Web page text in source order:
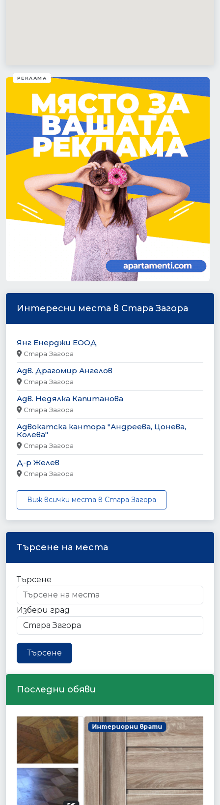
РЕКЛАМА
Интересни места в Стара Загора
Янг Енерджи ЕООД
Стара Загора
Адв. Драгомир Ангелов
Стара Загора
Адв. Недялка Капитанова
Стара Загора
Адвокатска кантора "Андреева, Цонева,
Колева"
Стара Загора
Д-р Желев
Стара Загора
Виж всички места в Стара Загора
Търсене на места
Търсене
Избери град
Търсене
Последни обяви
Интериорни врати